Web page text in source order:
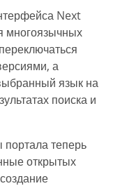
Next
многоязычных
а
язык на
поиска и
портала теперь
открытых